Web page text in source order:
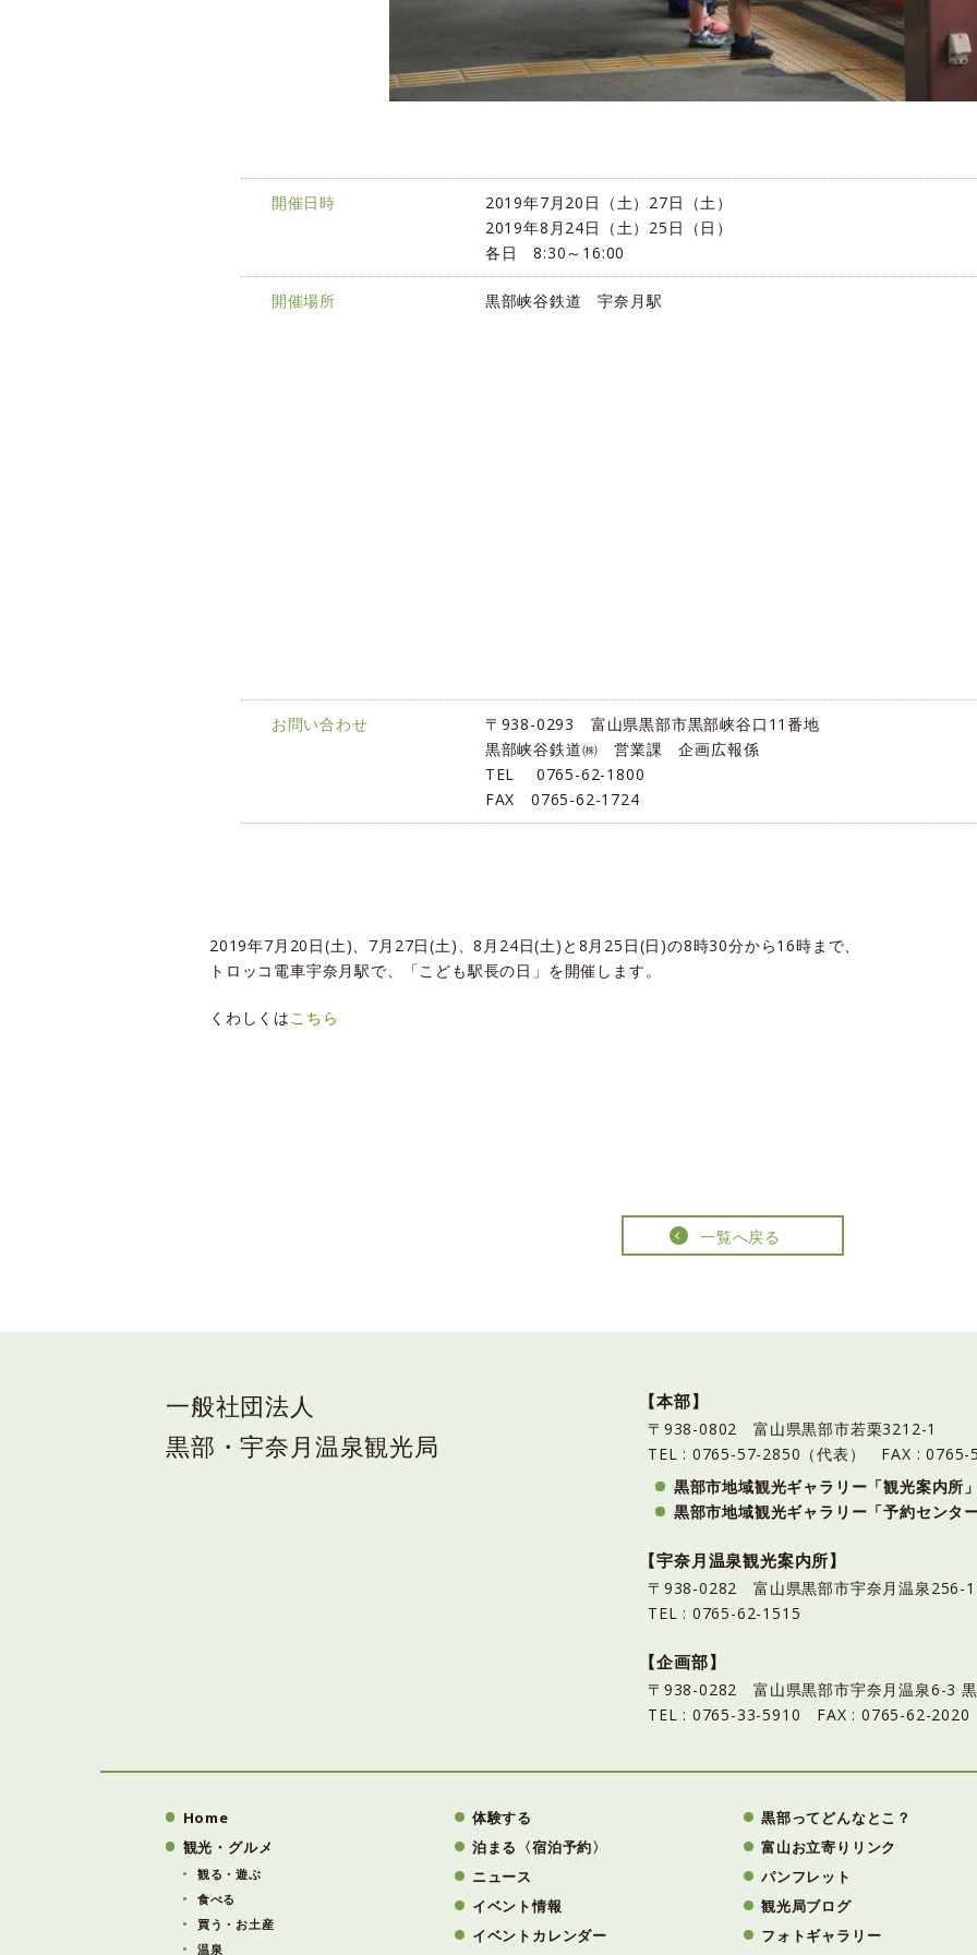
開催日時
2019年7月20日（土）27日（土）
2019年8月24日（土）25日（日）
各日 8:30～16:00
開催場所 黒部峡谷鉄道 宇奈月駅
お問い合わせ
〒938-0293 富山県黒部市黒部峡谷口11番地
黒部峡谷鉄道㈱ 営業課 企画広報係
TEL 0765-62-1800
FAX 0765-62-1724
2019年7月20日(土)、7月27日(土)、8月24日(土)と8月25日(日)の8時30分から16時まで、
トロッコ電車宇奈月駅で、「こども駅長の日」を開催します。
くわしくはこちら
一覧へ戻る
一般社団法人
黒部・宇奈月温泉観光局
【本部】
〒938-0802 富山県黒部市若栗3212-1
TEL : 0765-57-2850（代表） FAX : 0765-
黒部市地域観光ギャラリー「観光案内所」
黒部市地域観光ギャラリー「予約センター
【宇奈月温泉観光案内所】
〒938-0282 富山県黒部市宇奈月温泉256-
TEL : 0765-62-1515
【企画部】
〒938-0282 富山県黒部市宇奈月温泉6-3
TEL : 0765-33-5910 FAX : 0765-62-2020
Home
観光・グルメ
観る・遊ぶ
食べる
買う・お土産
温泉
体験する
泊まる〈宿泊予約〉
ニュース
イベント情報
イベントカレンダー
黒部ってどんなとこ？
富山お立寄りリンク
パンフレット
観光局ブログ
フォトギャラリー